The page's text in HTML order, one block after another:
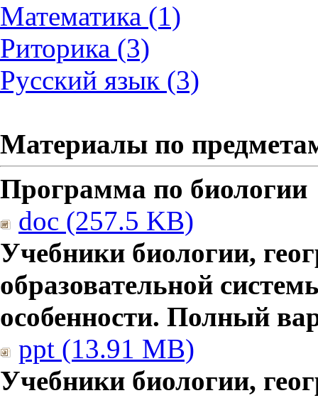
Математика (1)
Риторика (3)
Русский язык (3)
Материалы по
Программа по биологии
doc (257.5 KB)
Учебники биологии,
образовательной
особенности. Полный
ppt (13.91 MB)
Учебники биологии,